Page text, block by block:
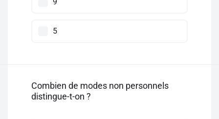
5
Combien de modes non personnels
distingue-t-on ?